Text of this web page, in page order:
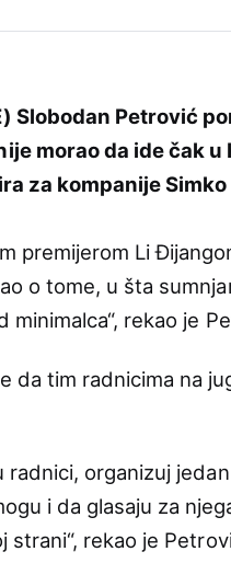
Slobodan Petrović
morao da ide čak u
za kompanije Simko
premijerom Li
o tome, u šta
rekao je
da tim radnicima na
radnici, organizuj
i da glasaju za
rekao je